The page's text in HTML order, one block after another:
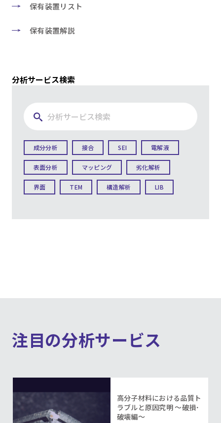
保有装置リスト
保有装置解説
分析サービス検索
成分分析 接合 SEI 電解液
表面分析 マッピング 劣化解析
界面 TEM 構造解析 LIB
注目の分析サービス
高分子材料における品質ト
ラブルと原因究明 ～破損･
破壊編～